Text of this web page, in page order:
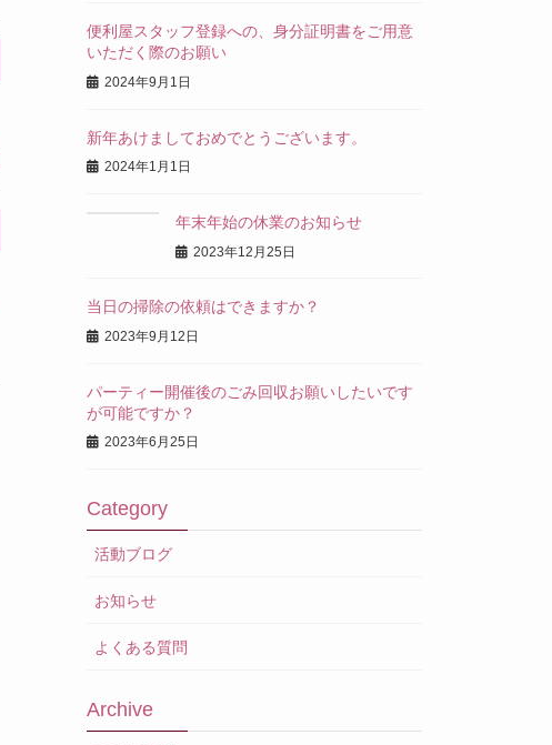
便利屋スタッフ登録への、身分証明書をご用意
いただく際のお願い
2024年9月1日
新年あけましておめでとうございます。
2024年1月1日
年末年始の休業のお知らせ
2023年12月25日
当日の掃除の依頼はできますか？
2023年9月12日
パーティー開催後のごみ回収お願いしたいです
が可能ですか？
2023年6月25日
Category
活動ブログ
お知らせ
よくある質問
Archive